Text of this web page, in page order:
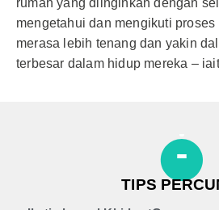
rumah yang diinginkan dengan
mengetahui dan mengikuti
merasa lebih tenang dan yakin
terbesar dalam hidup mereka –
TIPS